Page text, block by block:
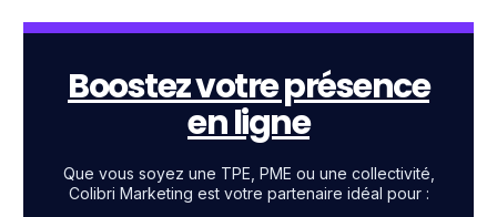
Boostez votre présence
en ligne
Que vous soyez une TPE, PME ou une collectivité,
Colibri Marketing est votre partenaire idéal pour :